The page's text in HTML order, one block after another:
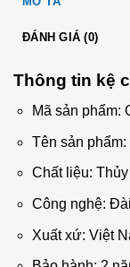
ĐÁNH GIÁ (0)
Thông tin kệ
Mã sản phẩm:
Tên sản
Chất liệu:
Công nghệ:
Xuất xứ: Việt